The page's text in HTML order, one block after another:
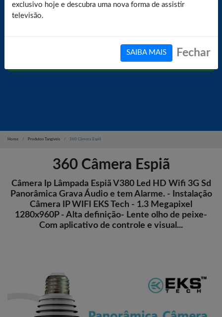
exclusivo hoje e descubra uma nova forma de assistir
televisão.
SAIBA MAIS Fechar
Enviar
Home Produtos Tangíveis 360 Câmera Espiã
360 Câmera Espiã
Câmera Ip Lâmpada Espiã V380 Led HD Wifi 3G Sd
Panorâmica Grava Áudio e tem Alarme. - Instalação
Câmera IP WIFI EKS Tech - 1.3 Megapixel
1280x960P - Alta definição- Lente olho de peixe-
Com aplicativo de controle e visual...